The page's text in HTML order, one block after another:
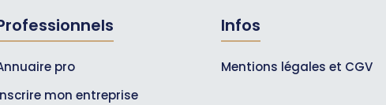
pro
mon entreprise
Infos
Mentions légales et CGV